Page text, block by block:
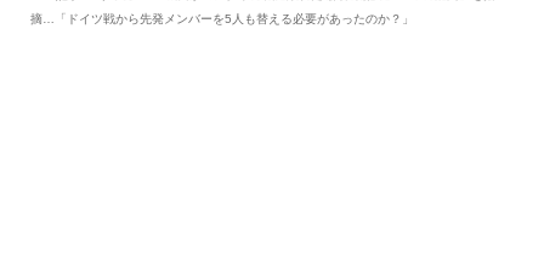
摘…「ドイツ戦から先発メンバーを5人も替える必要があったのか？」